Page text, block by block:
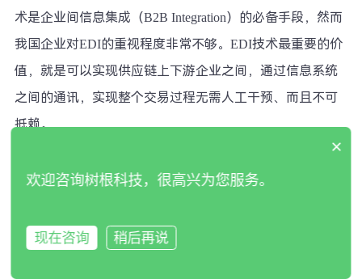
术是企业间信息集成（B2B Integration）的必备手段，然而
我国企业对EDI的重视程度非常不够。EDI技术最重要的价
值，就是可以实现供应链上下游企业之间，通过信息系统
之间的通讯，实现整个交易过程无需人工干预、而且不可
抵赖。
历经多年发展，主流的EDI技术已经是基于互联网来传输数
一种Web EDI，不能够与供应商的信息系统集成，供应商只
×
欢迎咨询树根科技，很高兴为您服务。
现在咨询 稍后再说